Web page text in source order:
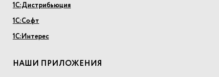
1С:Дистрибьюция
1С:Софт
1С:Интерес
НАШИ ПРИЛОЖЕНИЯ